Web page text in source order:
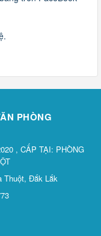
PHÒNG
, CẤP TẠI: PHÒNG
Thuột, Đắk Lắk